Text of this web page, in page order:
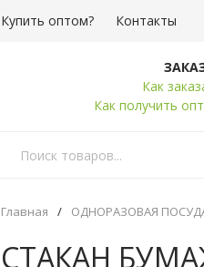
Купить оптом? Контакты
Как
Как получить
Главная / ОДНОРАЗОВАЯ
СТАКАН